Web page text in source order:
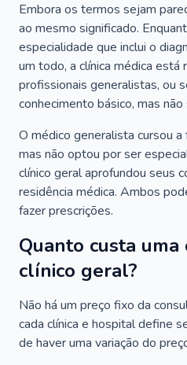
Embora os termos sejam
ao mesmo significado.
especialidade que inclui o
um todo, a clínica médica está
profissionais generalistas, ou
conhecimento básico, mas
O médico generalista cursou a
mas não optou por ser
clínico geral aprofundou seus
residência médica. Ambos
fazer prescrições.
Quanto custa
clínico geral?
Não há um preço fixo da
cada clínica e hospital define
de haver uma variação do